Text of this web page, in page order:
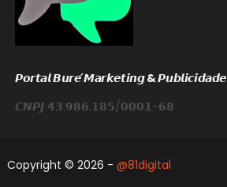
𝙋𝙤𝙧𝙩𝙖𝙡 𝘽𝙪𝙧𝙚́ 𝙈𝙖𝙧𝙠𝙚𝙩𝙞𝙣𝙜 & 𝙋𝙪𝙗𝙡𝙞𝙘𝙞𝙙𝙖𝙙𝙚
𝘾𝙉𝙋𝙅 𝟰𝟯.𝟵𝟴𝟲.𝟭𝟴𝟱/𝟬𝟬𝟬𝟭-𝟲𝟴
Copyright © 2026 - @81digital